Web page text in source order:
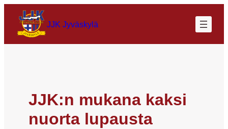
JJK Jyväskylä
JJK:n mukana kaksi
nuorta lupausta